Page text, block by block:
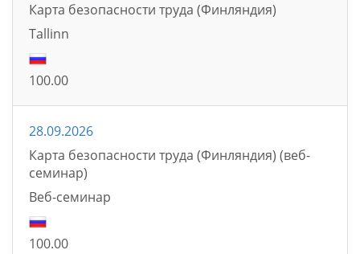
Карта безопасности труда (Финляндия)
Tallinn
100.00
28.09.2026
Карта безопасности труда (Финляндия) (веб-
семинар)
Bеб-семинаp
100.00